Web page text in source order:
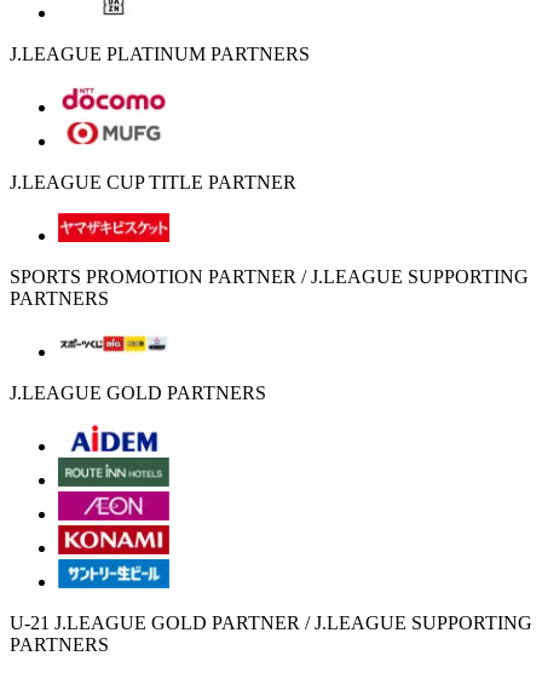
J.LEAGUE PLATINUM PARTNERS
J.LEAGUE CUP TITLE PARTNER
SPORTS PROMOTION PARTNER / J.LEAGUE SUPPORTING
PARTNERS
J.LEAGUE GOLD PARTNERS
U-21 J.LEAGUE GOLD PARTNER / J.LEAGUE SUPPORTING
PARTNERS